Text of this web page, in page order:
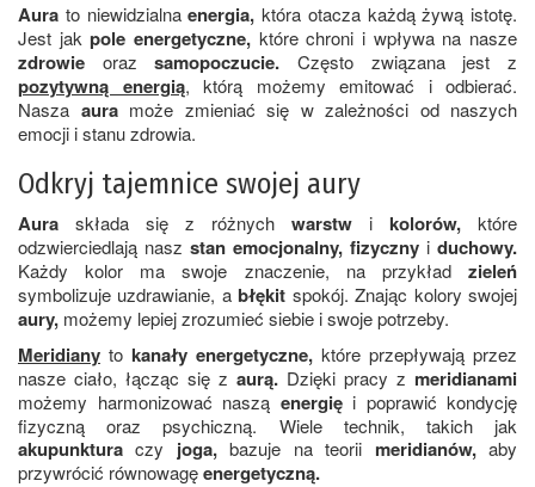
Aura to niewidzialnaenergia, która otacza każdą żywą istotę.
Jest jakpole energetyczne, które chroni i wpływa na nasze
zdrowie orazsamopoczucie. Często związana jest z
pozytywną energią, którą możemy emitować i odbierać.
Nasza auramoże zmieniać się w zależności od naszych
emocji i stanu zdrowia.
Odkryj tajemnice swojej aury
Aura składa się z różnych warstw i kolorów, które
odzwierciedlają nasz stan emocjonalny, fizyczny i duchowy.
Każdy kolor ma swoje znaczenie, na przykład zieleń
symbolizuje uzdrawianie, abłękit spokój. Znając kolory swojej
aury, możemy lepiej zrozumieć siebie i swoje potrzeby.
Meridiany to kanały energetyczne, które przepływają przez
nasze ciało, łącząc się z aurą. Dzięki pracy z meridianami
możemy harmonizować naszą energięi poprawić kondycję
fizyczną oraz psychiczną. Wiele technik, takich jak
akupunktura czy joga,bazuje na teorii meridianów,aby
przywrócić równowagęenergetyczną.